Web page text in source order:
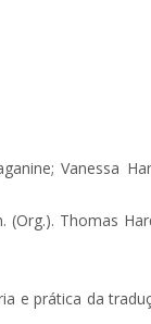
Vanessa
(Org.). Thomas
e prática da